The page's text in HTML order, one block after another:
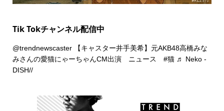
Tik Tokチャンネル配信中
@trendnewscaster【キャスター井手美希】元AKB48高橋みな
みさんの愛猫にゃーちゃんCM出演 ニュース #猫 ♬ Neko -
DISH//